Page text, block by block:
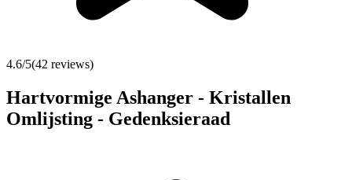
4.6/5(42 reviews)
Hartvormige Ashanger - Kristallen
Omlijsting - Gedenksieraad